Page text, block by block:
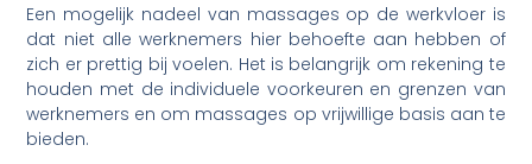
Een mogelijk nadeel van massages op de werkvloer is
dat niet alle werknemers hier behoefte aan hebben of
zich er prettig bij voelen. Het is belangrijk om rekening te
houden met de individuele voorkeuren en grenzen van
werknemers en om massages op vrijwillige basis aan te
bieden.